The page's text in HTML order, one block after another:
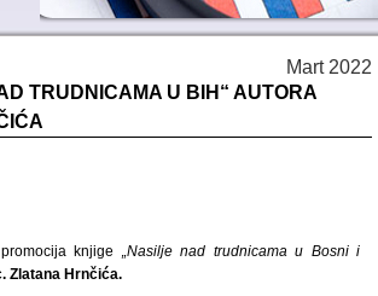
Mart 2022
TRUDNICAMA U BIH“ AUTORA
knjige „Nasilje nad trudnicama u Bosni i
Zlatana Hrnčića.